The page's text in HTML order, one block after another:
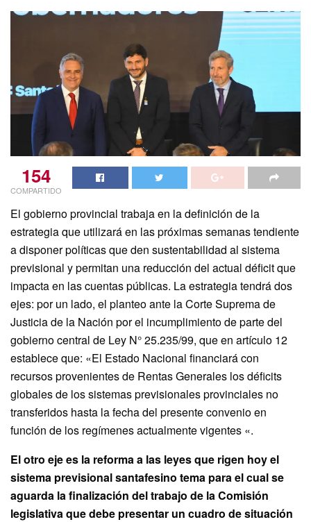
154
COMPARTIDO
El gobierno provincial trabaja en la definición de la
estrategia que utilizará en las próximas semanas tendiente
a disponer políticas que den sustentabilidad al sistema
previsional y permitan una reducción del actual déficit que
impacta en las cuentas públicas. La estrategia tendrá dos
ejes: por un lado, el planteo ante la Corte Suprema de
Justicia de la Nación por el incumplimiento de parte del
gobierno central de Ley N° 25.235/99, que en artículo 12
establece que: «El Estado Nacional financiará con
recursos provenientes de Rentas Generales los déficits
globales de los sistemas previsionales provinciales no
transferidos hasta la fecha del presente convenio en
función de los regímenes actualmente vigentes «.
El otro eje es la reforma a las leyes que rigen hoy el
sistema previsional santafesino tema para el cual se
aguarda la finalización del trabajo de la Comisión
legislativa que debe presentar un cuadro de situación